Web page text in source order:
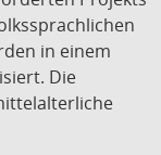
in einem
Die